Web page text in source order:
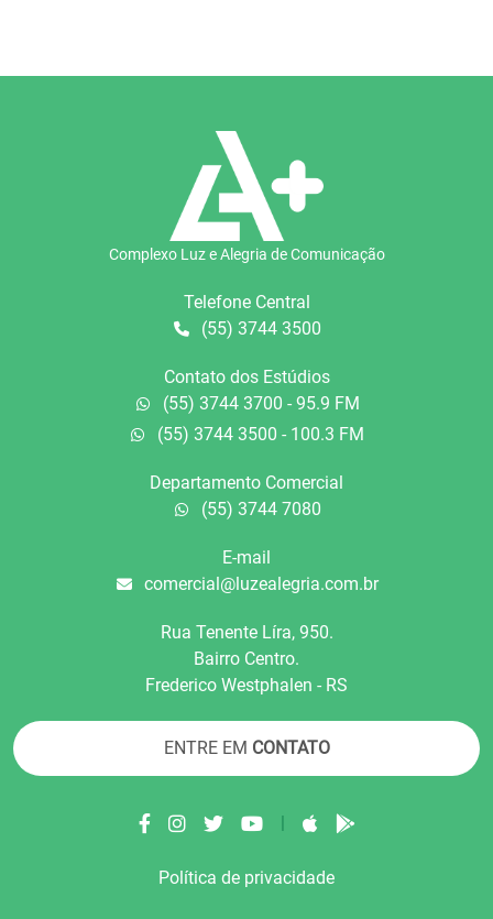
Complexo Luz e Alegria de Comunicação
Telefone Central
(55) 3744 3500
Contato dos Estúdios
(55) 3744 3700 - 95.9 FM
(55) 3744 3500 - 100.3 FM
Departamento Comercial
(55) 3744 7080
E-mail
comercial@luzealegria.com.br
Rua Tenente Líra, 950.
Bairro Centro.
Frederico Westphalen - RS
ENTRE EM CONTATO
Política de privacidade